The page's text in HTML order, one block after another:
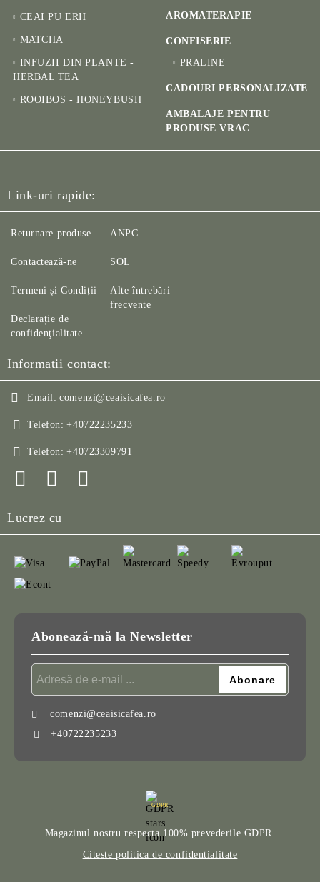
CEAI PU ERH
MATCHA
INFUZII DIN PLANTE -
HERBAL TEA
ROOIBOS - HONEYBUSH
AROMATERAPIE
CONFISERIE
PRALINE
CADOURI PERSONALIZATE
AMBALAJE PENTRU
PRODUSE VRAC
Link-uri rapide:
Returnare produse
Contactează-ne
Termeni și Condiții
Declarație de
confidenţialitate
ANPC
SOL
Alte întrebări
frecvente
Informatii contact:
Email: comenzi@ceaisicafea.ro
Telefon: +40722235233
Telefon: +40723309791
Lucrez cu
Abonează-mă la Newsletter
comenzi@ceaisicafea.ro
+40722235233
GDPR
Magazinul nostru respecta 100% prevederile GDPR.
Citeste politica de confidentialitate